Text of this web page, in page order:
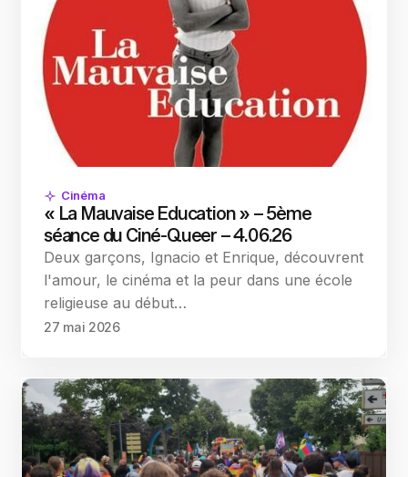
Cinéma
« La Mauvaise Education » – 5ème
séance du Ciné-Queer – 4.06.26
Deux garçons, Ignacio et Enrique, découvrent
l'amour, le cinéma et la peur dans une école
religieuse au début…
27 mai 2026